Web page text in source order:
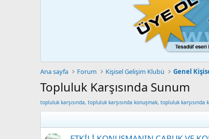
Ana sayfa Forum Kişisel Gelişim Klubü Genel
Topluluk Karşısında Sunum
topluluk karşısında, topluluk karşısında konuşmak, topluluk